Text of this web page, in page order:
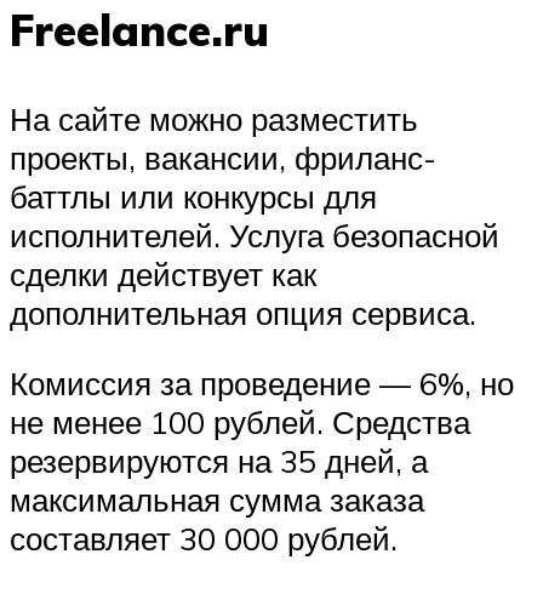
Freelance.ru
На сайте можно разместить
проекты, вакансии, фриланс-
баттлы или конкурсы для
исполнителей. Услуга безопасной
сделки действует как
дополнительная опция сервиса.
Комиссия за проведение — 6%, но
не менее 100 рублей. Средства
резервируются на 35 дней, а
максимальная сумма заказа
составляет 30 000 рублей.